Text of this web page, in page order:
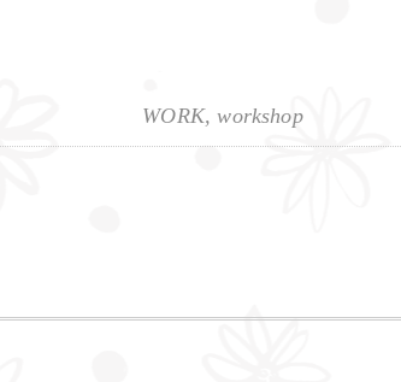
WORK,workshop